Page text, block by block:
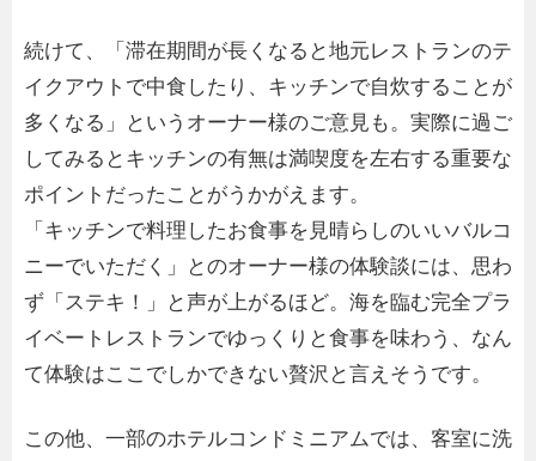
続けて、「滞在期間が長くなると地元レストランのテ
イクアウトで中食したり、キッチンで自炊することが
多くなる」というオーナー様のご意見も。実際に過ご
してみるとキッチンの有無は満喫度を左右する重要な
ポイントだったことがうかがえます。
「キッチンで料理したお食事を見晴らしのいいバルコ
ニーでいただく」とのオーナー様の体験談には、思わ
ず「ステキ！」と声が上がるほど。海を臨む完全プラ
イベートレストランでゆっくりと食事を味わう、なん
て体験はここでしかできない贅沢と言えそうです。
この他、一部のホテルコンドミニアムでは、客室に洗